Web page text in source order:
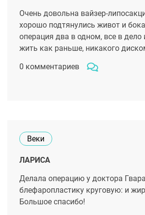
Очень довольна вайзер-
хорошо подтянулись живот и
операция два в одном, все в
жить как раньше, никакого
0 комментариев
Веки
ЛАРИСА
Делала операцию у доктора
блефаропластику круговую: и
Большое спасибо!